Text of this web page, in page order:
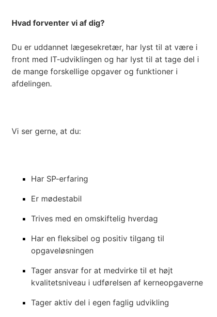
Hvad forventer vi af dig?
Du er uddannet lægesekretær, har lyst til at være i
front med IT-udviklingen og har lyst til at tage del i
de mange forskellige opgaver og funktioner i
afdelingen.
Vi ser gerne, at du:
Har SP-erfaring
Er mødestabil
Trives med en omskiftelig hverdag
Har en fleksibel og positiv tilgang til
opgaveløsningen
Tager ansvar for at medvirke til et højt
kvalitetsniveau i udførelsen af kerneopgaverne
Tager aktiv del i egen faglig udvikling